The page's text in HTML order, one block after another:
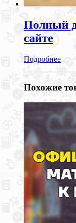
Полный
сайте
Подробнее
Похожие